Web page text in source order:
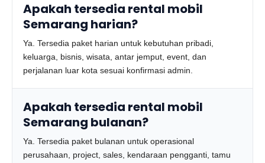
Apakah tersedia rental mobil
Semarang harian?
Ya. Tersedia paket harian untuk kebutuhan pribadi,
keluarga, bisnis, wisata, antar jemput, event, dan
perjalanan luar kota sesuai konfirmasi admin.
Apakah tersedia rental mobil
Semarang bulanan?
Ya. Tersedia paket bulanan untuk operasional
perusahaan, project, sales, kendaraan pengganti, tamu